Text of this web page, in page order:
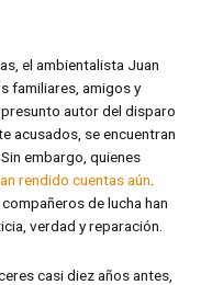
el ambientalista Juan
familiares, amigos y
autor del disparo
acusados, se encuentran
embargo, quienes
rendido cuentas aún
de lucha han
verdad y reparación.
casi diez años antes,